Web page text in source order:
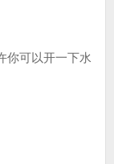
你可以开一下水